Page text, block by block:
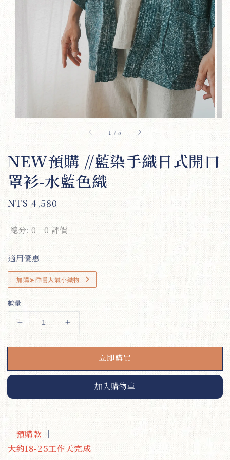
1 /5
NEW預購 //藍染手織日式開口
罩衫-水藍色織
Regular
price
NT$ 4,580
總分:0 - 0 評價
適用優惠
加購➤洋嘎人氣小織物
數量
立即購買
加入購物車
｜ 預購款 ｜
大約18-25工作天完成